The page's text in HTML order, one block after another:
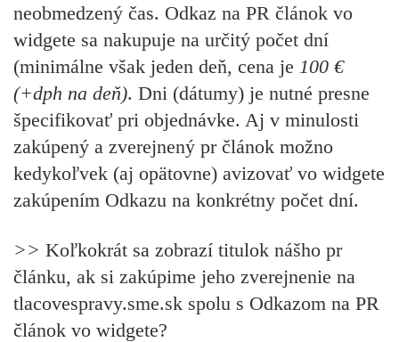
neobmedzený čas. Odkaz na PR článok vo
widgete sa nakupuje na určitý počet dní
(minimálne však jeden deň, cena je 100 €
(+dph na deň). Dni (dátumy) je nutné presne
špecifikovať pri objednávke. Aj v minulosti
zakúpený a zverejnený pr článok možno
kedykoľvek (aj opätovne) avizovať vo widgete
zakúpením Odkazu na konkrétny počet dní.
>> Koľkokrát sa zobrazí titulok nášho pr
článku, ak si zakúpime jeho zverejnenie na
tlacovespravy.sme.sk spolu s Odkazom na PR
článok vo widgete?